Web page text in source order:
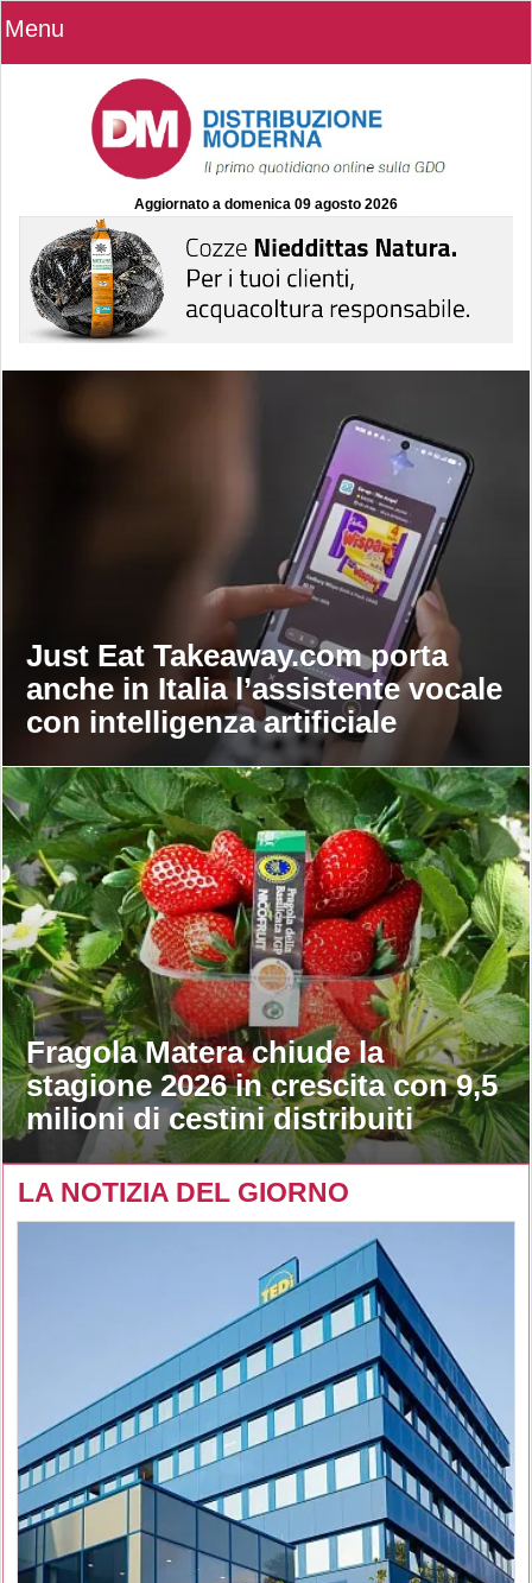
Menu
Aggiornato a domenica 09 agosto 2026
Just Eat Takeaway.com porta
anche in Italia l’assistente vocale
con intelligenza artificiale
Fragola Matera chiude la
stagione 2026 in crescita con 9,5
milioni di cestini distribuiti
LA NOTIZIA DEL GIORNO